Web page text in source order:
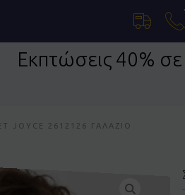
Εκπτώσεις
Βρεφικά
JOYCE 2612126 ΓΑΛΆΖΙΟ